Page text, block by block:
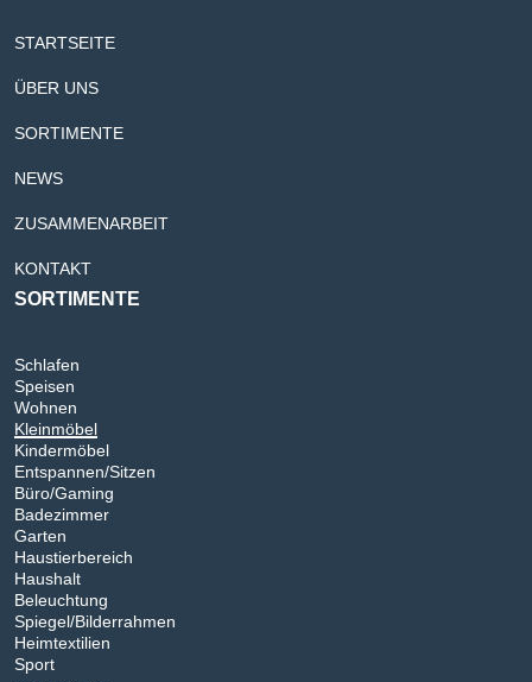
STARTSEITE
ÜBER UNS
SORTIMENTE
NEWS
ZUSAMMENARBEIT
KONTAKT
SORTIMENTE
Schlafen
Speisen
Wohnen
Kleinmöbel
Kindermöbel
Entspannen/Sitzen
Büro/Gaming
Badezimmer
Garten
Haustierbereich
Haushalt
Beleuchtung
Spiegel/Bilderrahmen
Heimtextilien
Sport